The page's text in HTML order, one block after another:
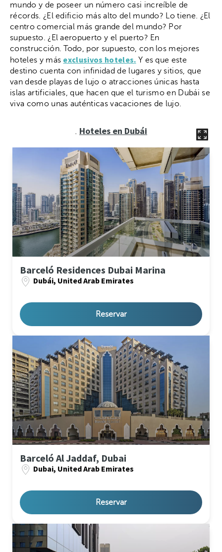
mundo y de poseer un número casi increíble de
récords. ¿El edificio más alto del mundo? Lo tiene. ¿El
centro comercial más grande del mundo? Por
supuesto. ¿El aeropuerto y el puerto? En
construcción. Todo, por supuesto, con los mejores
hoteles y más exclusivos hoteles. Y es que este
destino cuenta con infinidad de lugares y sitios, que
van desde playas de lujo o atracciones únicas hasta
islas artificiales, que hacen que el turismo en Dubái se
viva como unas auténticas vacaciones de lujo.
. Hoteles en Dubái
Barceló Residences Dubai Marina
Dubái, United Arab Emirates
Reservar
Barceló Al Jaddaf, Dubai
Dubai, United Arab Emirates
Reservar